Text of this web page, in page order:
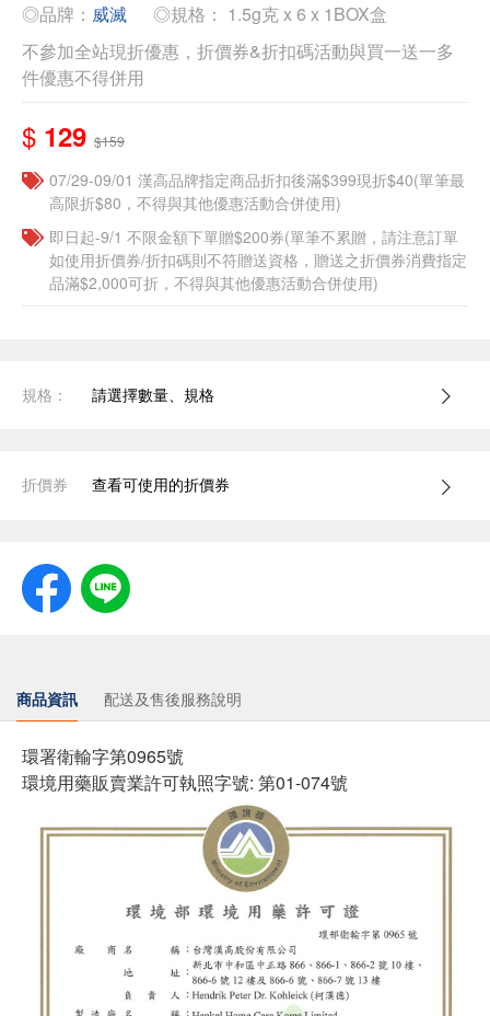
◎品牌： 威滅
◎規格： 1.5g克 x 6 x 1BOX盒
不參加全站現折優惠，折價券&折扣碼活動與買一送一多
件優惠不得併用
$ 129 $159
07/29-09/01 漢高品牌指定商品折扣後滿$399現折$40(單筆最
高限折$80，不得與其他優惠活動合併使用)
即日起-9/1 不限金額下單贈$200券(單筆不累贈，請注意訂單
如使用折價券/折扣碼則不符贈送資格，贈送之折價券消費指定
品滿$2,000可折，不得與其他優惠活動合併使用)
規格： 請選擇數量、規格
折價券 查看可使用的折價券
商品資訊 配送及售後服務說明
環署衛輸字第0965號
環境用藥販賣業許可執照字號: 第01-074號